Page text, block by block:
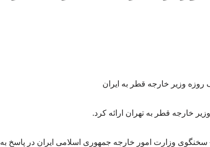
خارجه قطر به تهران ارائه کرد.
وزارت امور خارجه جمهوری اسلامی ایران در پاسخ به